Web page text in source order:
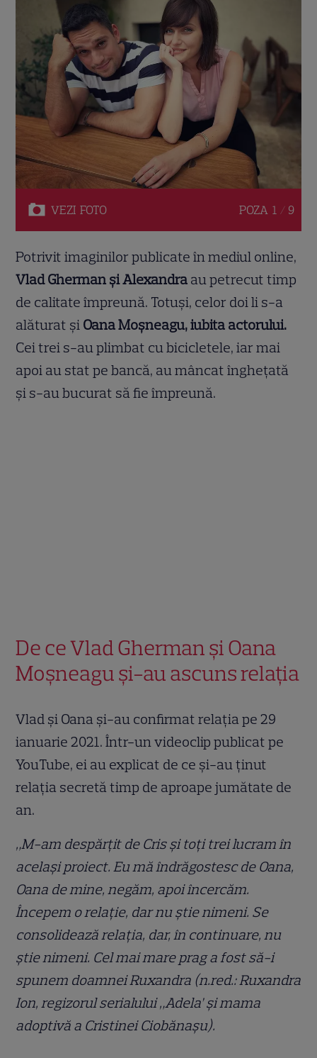
VEZI FOTO POZA 1 / 9
Potrivit imaginilor publicate în mediul online,
Vlad Gherman și Alexandra au petrecut timp
de calitate împreună. Totuși, celor doi li s-a
alăturat și Oana Moșneagu, iubita actorului.
Cei trei s-au plimbat cu bicicletele, iar mai
apoi au stat pe bancă, au mâncat înghețată
și s-au bucurat să fie împreună.
De ce Vlad Gherman și Oana
Moșneagu și-au ascuns relația
Vlad și Oana și-au confirmat relația pe 29
ianuarie 2021. Într-un videoclip publicat pe
YouTube, ei au explicat de ce și-au ținut
relația secretă timp de aproape jumătate de
an.
„M-am despărțit de Cris și toți trei lucram în
același proiect. Eu mă îndrăgostesc de Oana,
Oana de mine, negăm, apoi încercăm.
Începem o relație, dar nu știe nimeni. Se
consolidează relația, dar, în continuare, nu
știe nimeni. Cel mai mare prag a fost să-i
spunem doamnei Ruxandra (n.red.: Ruxandra
Ion, regizorul serialului „Adela’ și mama
adoptivă a Cristinei Ciobănașu).